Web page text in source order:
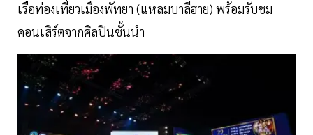
เรือท่องเที่ยวเมืองพัทยา (แหลมบาลีฮาย) พร้อมรับชม
คอนเสิร์ตจากศิลปินชั้นนำ